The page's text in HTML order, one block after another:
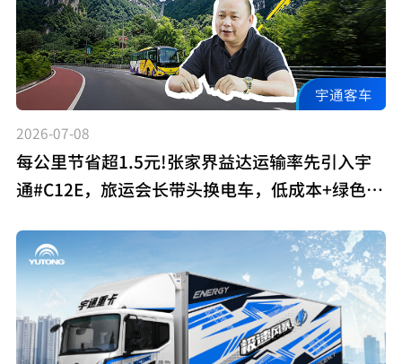
宇通客车
2026-07-08
每公里节省超1.5元!张家界益达运输率先引入宇
通#C12E，旅运会长带头换电车，低成本+绿色出